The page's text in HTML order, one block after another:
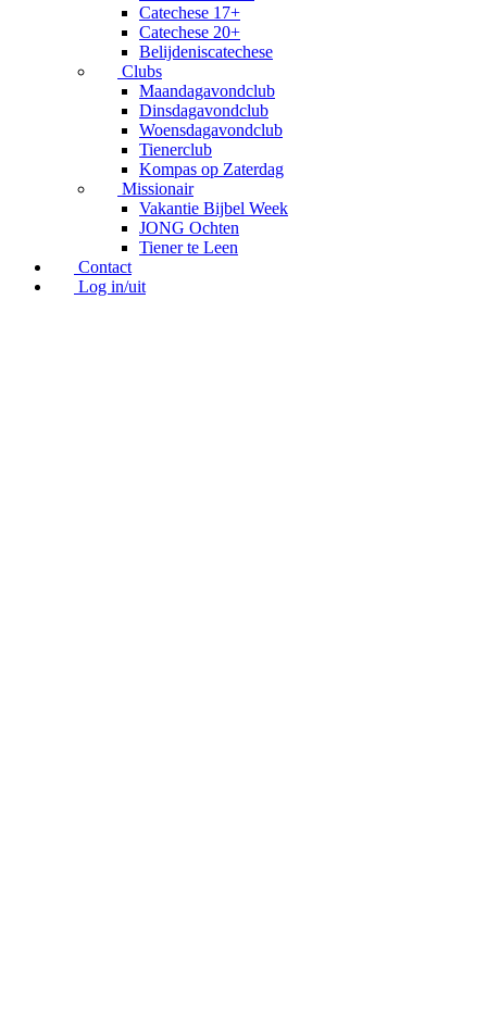
Catechese 17+
Catechese 20+
Belijdeniscatechese
Clubs
Maandagavondclub
Dinsdagavondclub
Woensdagavondclub
Tienerclub
Kompas op Zaterdag
Missionair
Vakantie Bijbel Week
JONG Ochten
Tiener te Leen
Contact
Log in/uit